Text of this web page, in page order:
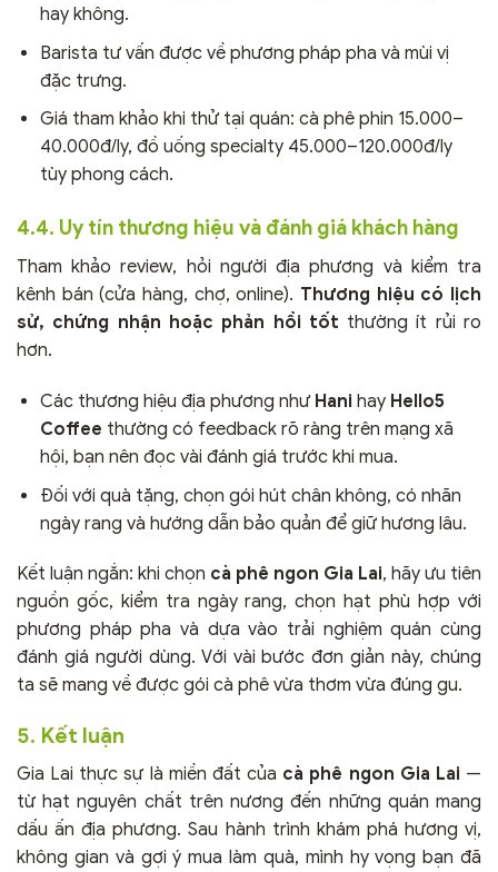
hay không.
Barista tư vấn được về phương pháp pha và mùi vị
đặc trưng.
Giá tham khảo khi thử tại quán: cà phê phin 15.000–
40.000đ/ly, đồ uống specialty 45.000–120.000đ/ly
tùy phong cách.
4.4. Uy tín thương hiệu và đánh giá khách hàng
Tham khảo review, hỏi người địa phương và kiểm tra
kênh bán (cửa hàng, chợ, online). Thương hiệu có lịch
sử, chứng nhận hoặc phản hồi tốt thường ít rủi ro
hơn.
Các thương hiệu địa phương như Hani hay Hello5
Coffee thường có feedback rõ ràng trên mạng xã
hội, bạn nên đọc vài đánh giá trước khi mua.
Đối với quà tặng, chọn gói hút chân không, có nhãn
ngày rang và hướng dẫn bảo quản để giữ hương lâu.
Kết luận ngắn: khi chọn cà phê ngon Gia Lai, hãy ưu tiên
nguồn gốc, kiểm tra ngày rang, chọn hạt phù hợp với
phương pháp pha và dựa vào trải nghiệm quán cùng
đánh giá người dùng. Với vài bước đơn giản này, chúng
ta sẽ mang về được gói cà phê vừa thơm vừa đúng gu.
5. Kết luận
Gia Lai thực sự là miền đất của cà phê ngon Gia Lai —
từ hạt nguyên chất trên nương đến những quán mang
dấu ấn địa phương. Sau hành trình khám phá hương vị,
không gian và gợi ý mua làm quà, mình hy vọng bạn đã